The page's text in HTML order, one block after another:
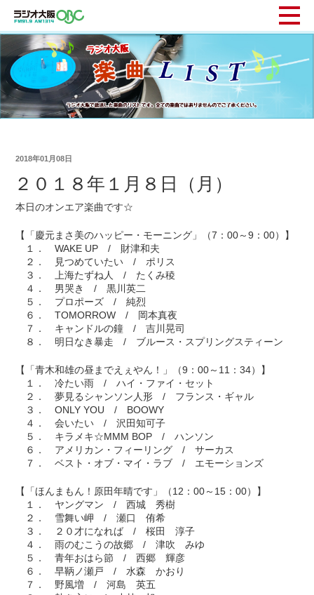
2018年01月08日
２０１８年１月８日（月）
本日のオンエア楽曲です☆
【「慶元まさ美のハッピー・モーニング」（7：00～9：00）】
１． WAKE UP / 財津和夫
２． 見つめていたい / ポリス
３． 上海たずね人 / たくみ稜
４． 男哭き / 黒川英二
５． プロポーズ / 純烈
６． TOMORROW / 岡本真夜
７． キャンドルの鐘 / 吉川晃司
８． 明日なき暴走 / ブルース・スプリングスティーン
【「青木和雄の昼までえぇやん！」（9：00～11：34）】
１． 冷たい雨 / ハイ・ファイ・セット
２． 夢見るシャンソン人形 / フランス・ギャル
３． ONLY YOU / BOOWY
４． 会いたい / 沢田知可子
５． キラメキ☆MMM BOP / ハンソン
６． アメリカン・フィーリング / サーカス
７． ベスト・オブ・マイ・ラブ / エモーションズ
【「ほんまもん！原田年晴です」（12：00～15：00）】
１． ヤングマン / 西城 秀樹
２． 雪舞い岬 / 瀬口 侑希
３． ２０才になれば / 桜田 淳子
４． 雨のむこうの故郷 / 津吹 みゆ
５． 青年おはら節 / 西郷 輝彦
６． 早鞆ノ瀬戸 / 水森 かおり
７． 野風増 / 河島 英五